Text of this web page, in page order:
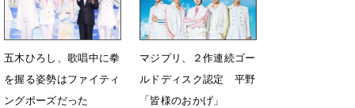
五木ひろし、歌唱中に拳
を握る姿勢はファイティ
ングポーズだった
マジプリ、２作連続ゴー
ルドディスク認定 平野
「皆様のおかげ」